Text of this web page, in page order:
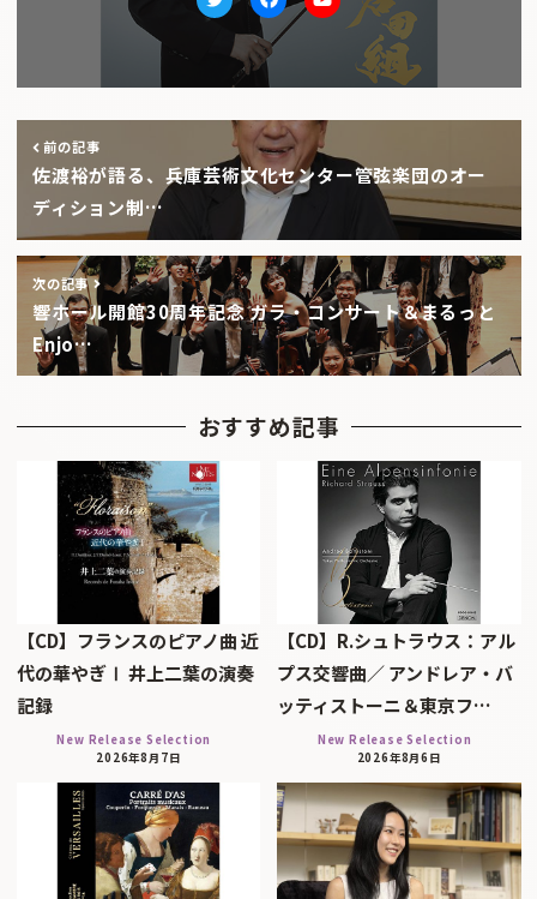
TwitterfacebookYoutube
前の記事
佐渡裕が語る、兵庫芸術文化センター管弦楽団のオー
ディション制…
次の記事
響ホール開館30周年記念 ガラ・コンサート＆まるっと
Enjo…
おすすめ記事
【CD】フランスのピアノ曲 近
代の華やぎⅠ 井上二葉の演奏
記録
New Release Selection
2026年8月7日
【CD】R.シュトラウス：アル
プス交響曲／ アンドレア・バ
ッティストーニ＆東京フ…
New Release Selection
2026年8月6日